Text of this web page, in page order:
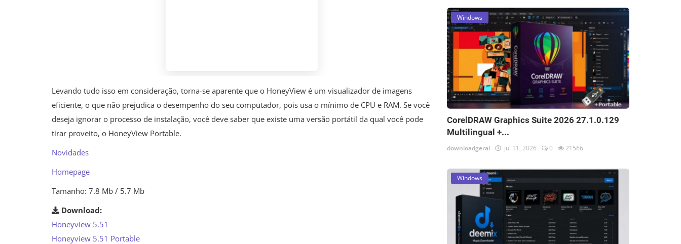
Levando tudo isso em consideração, torna-se aparente que o HoneyView é um visualizador de imagens
eficiente, o que não prejudica o desempenho do seu computador, pois usa o mínimo de CPU e RAM. Se você
deseja ignorar o processo de instalação, você deve saber que existe uma versão portátil da qual você pode
tirar proveito, o HoneyView Portable.
Novidades
Homepage
Tamanho: 7.8 Mb / 5.7 Mb
Download:
Honeyview 5.51
Honeyview 5.51 Portable
Windows
CorelDRAW Graphics Suite 2026 27.1.0.129
Multilingual +...
downloadgeral Jul 11, 2026 0 21566
Windows